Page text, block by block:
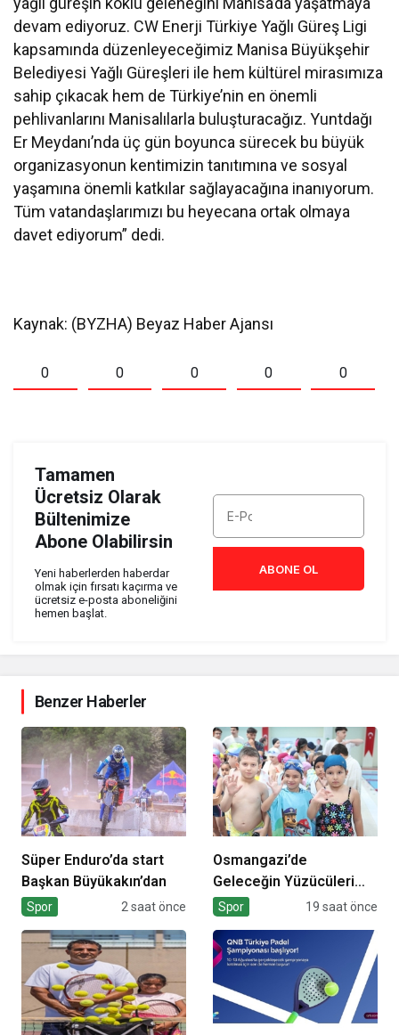
devam ediyoruz. CW Enerji Türkiye Yağlı Güreş Ligi
kapsamında düzenleyeceğimiz Manisa Büyükşehir
Belediyesi Yağlı Güreşleri ile hem kültürel mirasımıza
sahip çıkacak hem de Türkiye’nin en önemli
pehlivanlarını Manisalılarla buluşturacağız. Yuntdağı
Er Meydanı’nda üç gün boyunca sürecek bu büyük
organizasyonun kentimizin tanıtımına ve sosyal
yaşamına önemli katkılar sağlayacağına inanıyorum.
Tüm vatandaşlarımızı bu heyecana ortak olmaya
davet ediyorum” dedi.
Kaynak: (BYZHA) Beyaz Haber Ajansı
0 0 0 0 0
Tamamen
Ücretsiz Olarak
Bültenimize
Abone Olabilirsin
Yeni haberlerden haberdar
olmak için fırsatı kaçırma ve
ücretsiz e-posta aboneliğini
hemen başlat.
ABONE OL
Benzer Haberler
Süper Enduro’da start
Başkan Büyükakın’dan
Spor 2 saat önce
Osmangazi’de
Geleceğin Yüzücüleri
Sertifikalarını Aldı
Spor 19 saat önce